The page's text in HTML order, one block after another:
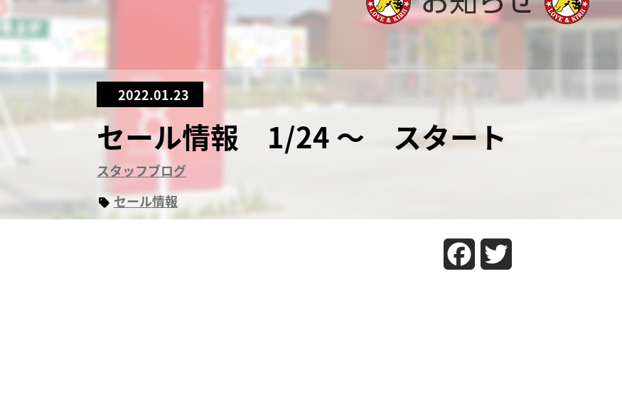
2022.01.23
セール情報 1/24 ～ スタート
スタッフブログ
セール情報
Facebook